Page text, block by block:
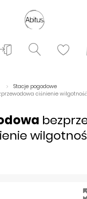
Stacje pogodowe
ciśnienie wilgotność